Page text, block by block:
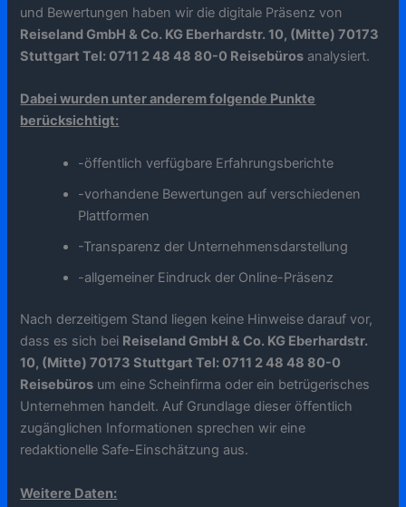
und Bewertungen haben wir die digitale Präsenz von
Reiseland GmbH & Co. KG Eberhardstr. 10, (Mitte) 70173
Stuttgart Tel: 0711 2 48 48 80-0 Reisebüros analysiert.
Dabei wurden unter anderem folgende Punkte
berücksichtigt:
-öffentlich verfügbare Erfahrungsberichte
-vorhandene Bewertungen auf verschiedenen
Plattformen
-Transparenz der Unternehmensdarstellung
-allgemeiner Eindruck der Online-Präsenz
Nach derzeitigem Stand liegen keine Hinweise darauf vor,
dass es sich bei Reiseland GmbH & Co. KG Eberhardstr.
10, (Mitte) 70173 Stuttgart Tel: 0711 2 48 48 80-0
Reisebüros um eine Scheinfirma oder ein betrügerisches
Unternehmen handelt. Auf Grundlage dieser öffentlich
zugänglichen Informationen sprechen wir eine
redaktionelle Safe-Einschätzung aus.
Weitere Daten: